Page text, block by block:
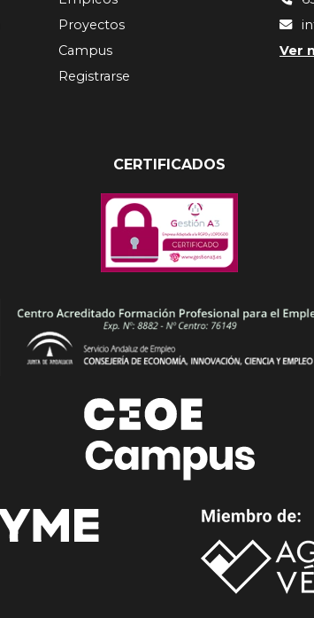
Proyectos
Campus
Registrarse
Ver
CERTIFICADOS